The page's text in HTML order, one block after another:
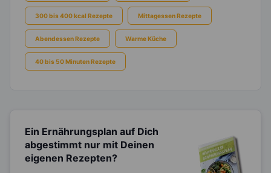
300 bis 400 kcal Rezepte Mittagessen Rezepte
Abendessen Rezepte Warme Küche
40 bis 50 Minuten Rezepte
Ein Ernährungsplan auf Dich
abgestimmt nur mit Deinen
eigenen Rezepten?